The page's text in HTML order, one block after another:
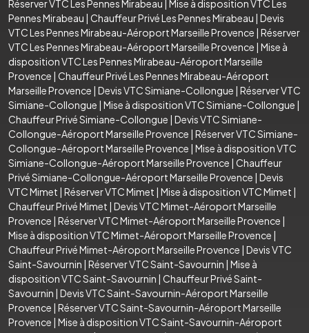
Réserver VTC Les Pennes Mirabeau | Mise à disposition VTC Les
Pennes Mirabeau | Chauffeur Privé Les Pennes Mirabeau | Devis
VTC Les Pennes Mirabeau-Aéroport Marseille Provence | Réserver
VTC Les Pennes Mirabeau-Aéroport Marseille Provence | Mise à
disposition VTC Les Pennes Mirabeau-Aéroport Marseille
Provence | Chauffeur Privé Les Pennes Mirabeau-Aéroport
Marseille Provence | Devis VTC Simiane-Collongue | Réserver VTC
Simiane-Collongue | Mise à disposition VTC Simiane-Collongue |
Chauffeur Privé Simiane-Collongue | Devis VTC Simiane-
Collongue-Aéroport Marseille Provence | Réserver VTC Simiane-
Collongue-Aéroport Marseille Provence | Mise à disposition VTC
Simiane-Collongue-Aéroport Marseille Provence | Chauffeur
Privé Simiane-Collongue-Aéroport Marseille Provence | Devis
VTC Mimet | Réserver VTC Mimet | Mise à disposition VTC Mimet |
Chauffeur Privé Mimet | Devis VTC Mimet-Aéroport Marseille
Provence | Réserver VTC Mimet-Aéroport Marseille Provence |
Mise à disposition VTC Mimet-Aéroport Marseille Provence |
Chauffeur Privé Mimet-Aéroport Marseille Provence | Devis VTC
Saint-Savournin | Réserver VTC Saint-Savournin | Mise à
disposition VTC Saint-Savournin | Chauffeur Privé Saint-
Savournin | Devis VTC Saint-Savournin-Aéroport Marseille
Provence | Réserver VTC Saint-Savournin-Aéroport Marseille
Provence | Mise à disposition VTC Saint-Savournin-Aéroport